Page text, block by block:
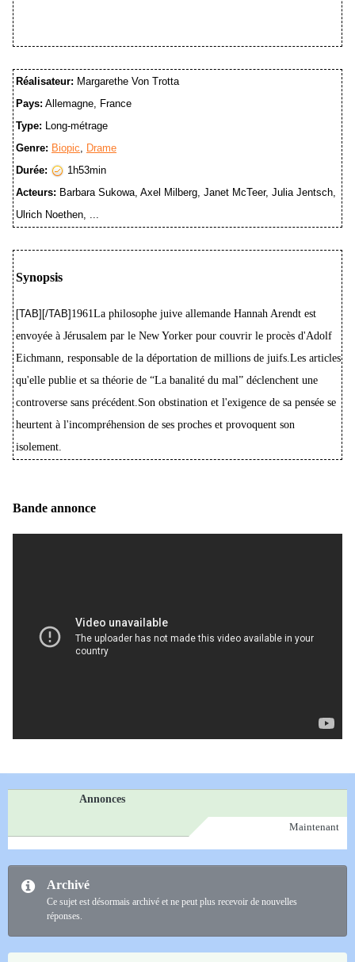
Réalisateur: Margarethe Von Trotta
Pays: Allemagne, France
Type: Long-métrage
Genre: Biopic, Drame
Durée:
1h53min
Acteurs: Barbara Sukowa, Axel Milberg, Janet McTeer, Julia Jentsch,
Ulrich Noethen, ...
Synopsis
[TAB][/TAB] 1961La philosophe juive allemande Hannah Arendt est
envoyée à Jérusalem par le New Yorker pour couvrir le procès d'Adolf
Eichmann, responsable de la déportation de millions de juifs.Les articles
qu'elle publie et sa théorie de “La banalité du mal” déclenchent une
controverse sans précédent.Son obstination et l'exigence de sa pensée se
heurtent à l'incompréhension de ses proches et provoquent son
isolement.
Bande annonce
Annonces
Maintenant
Archivé
Ce sujet est désormais archivé et ne peut plus recevoir de nouvelles
réponses.